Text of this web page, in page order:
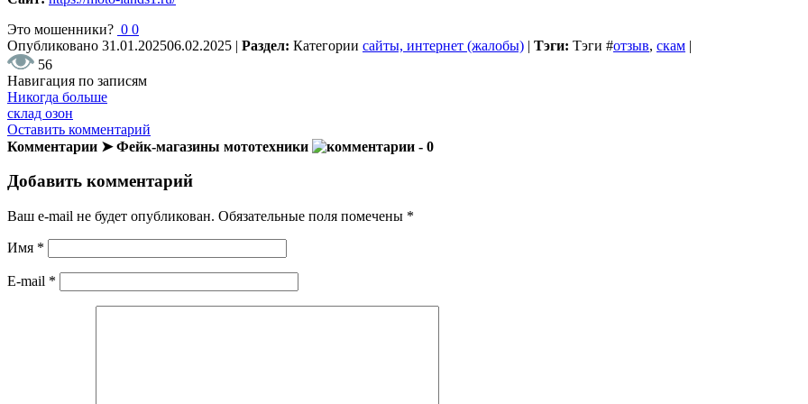
Это мошенники? 0 0
Опубликовано 31.01.202506.02.2025 | Раздел: Категории сайты, интернет (жалобы) | Тэги: Тэги #отзыв, скам |
56
Навигация по записям
Никогда больше
склад озон
Оставить комментарий
Комментарии ➤ Фейк-магазины мототехники
- 0
Добавить комментарий
Ваш e-mail не будет опубликован. Обязательные поля помечены *
Имя *
E-mail *